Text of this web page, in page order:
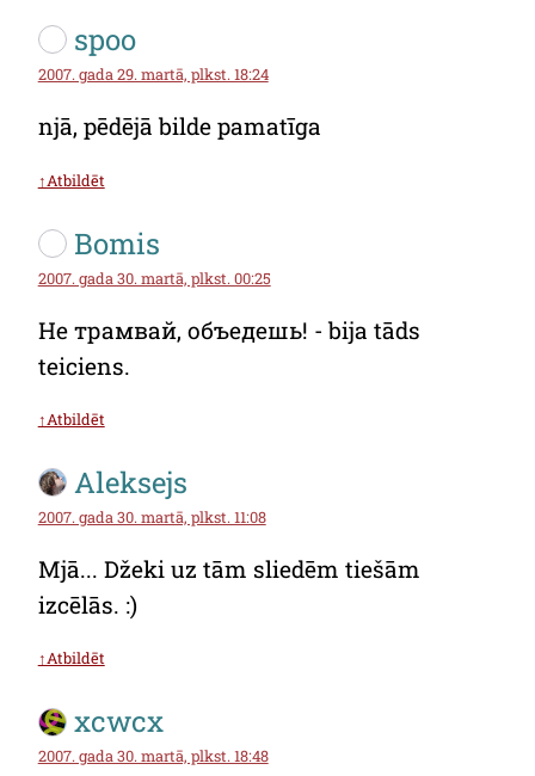
spoo
2007. gada 29. martā, plkst. 18:24
njā, pēdējā bilde pamatīga
↑Atbildēt
Bomis
2007. gada 30. martā, plkst. 00:25
Не трамвай, объедешь! - bija tāds
teiciens.
↑Atbildēt
Aleksejs
2007. gada 30. martā, plkst. 11:08
Mjā... Džeki uz tām sliedēm tiešām
izcēlās. :)
↑Atbildēt
xcwcx
2007. gada 30. martā, plkst. 18:48